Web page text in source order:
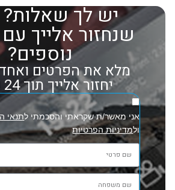
יש לך שאלות?
שנחזור אלייך
נוספים?
מלא את הפרטים ואחד
יחזור אלייך תוך 24 שעות
אני מאשר/ת שקראתי והסכמתי לתנאי
ולמדיניות הפרטיות